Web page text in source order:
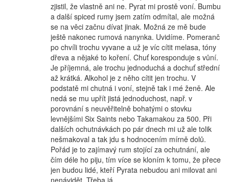
zjistil, že vlastně ani ne. Pyrat mi prostě voní. Bumbu
a další spiced rumy jsem zatím odmítal, ale možná
se na věci začnu dívat jinak. Možná ze mě bude
ještě nakonec rumová nanynka. Uvidíme. Pomeranč
po chvíli trochu vyvane a už je víc cítit melasa, tóny
dřeva a nějaké to koření. Chuť koresponduje s vůní.
Je příjemná, ale trochu jednoduchá a dochuť střední
až krátká. Alkohol je z něho cítit jen trochu. V
podstatě mi chutná i voní, stejně tak i mé ženě. Ale
nedá se mu upřít jistá jednoduchost, např. v
porovnání s neuvěřitelně bohatými o stovku
levnějšími Six Saints nebo Takamakou za 500. Při
dalších ochutnávkách po pár dnech mi už ale tolik
nešmakoval a tak jdu s hodnocením mírně dolů.
Pořád je to zajímavý rum stojící za ochutnání, ale
čím déle ho piju, tím více se kloním k tomu, že přece
jen budou lidé, kteří Pyrata nebudou ani milovat ani